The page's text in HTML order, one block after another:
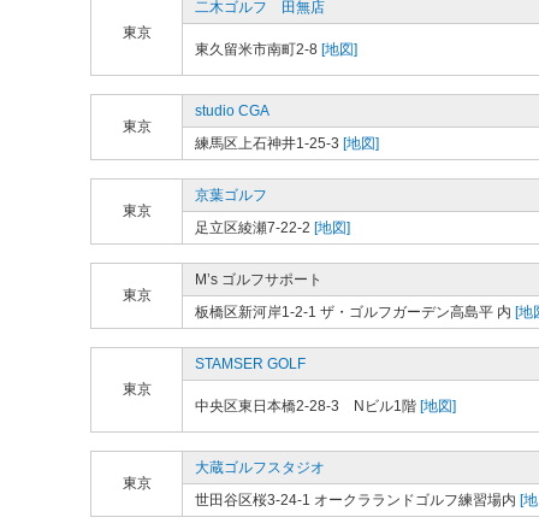
東京
二木ゴルフ 田無店
東久留米市南町2-8 [地図]
東京
studio CGA
練馬区上石神井1-25-3 [地図]
東京
京葉ゴルフ
足立区綾瀬7-22-2 [地図]
東京
M’s ゴルフサポート
板橋区新河岸1-2-1 ザ・ゴルフガーデン高島平 内 [地
東京
STAMSER GOLF
中央区東日本橋2-28-3 Nビル1階 [地図]
東京
大蔵ゴルフスタジオ
世田谷区桜3-24-1 オークラランドゴルフ練習場内 [